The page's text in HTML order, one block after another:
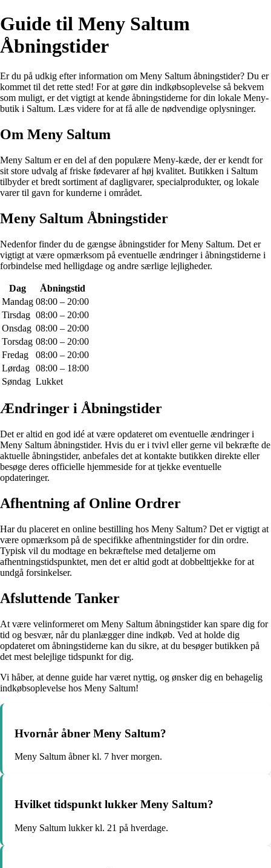
Guide til Meny Saltum
Åbningstider
Er du på udkig efter information om Meny Saltum åbningstider? Du er
kommet til det rette sted! For at gøre din indkøbsoplevelse så bekvem
som muligt, er det vigtigt at kende åbningstiderne for din lokale Meny-
butik i Saltum. Læs videre for at få alle de nødvendige oplysninger.
Om Meny Saltum
Meny Saltum er en del af den populære Meny-kæde, der er kendt for
sit store udvalg af friske fødevarer af høj kvalitet. Butikken i Saltum
tilbyder et bredt sortiment af dagligvarer, specialprodukter, og lokale
varer til gavn for kunderne i området.
Meny Saltum Åbningstider
Nedenfor finder du de gængse åbningstider for Meny Saltum. Det er
vigtigt at være opmærksom på eventuelle ændringer i åbningstiderne i
forbindelse med helligdage og andre særlige lejligheder.
Dag
Åbningstid
Mandag 08:00 – 20:00
Tirsdag 08:00 – 20:00
Onsdag 08:00 – 20:00
Torsdag 08:00 – 20:00
Fredag
08:00 – 20:00
Lørdag 08:00 – 18:00
Søndag Lukket
Ændringer i Åbningstider
Det er altid en god idé at være opdateret om eventuelle ændringer i
Meny Saltum åbningstider. Hvis du er i tvivl eller gerne vil bekræfte de
aktuelle åbningstider, anbefales det at kontakte butikken direkte eller
besøge deres officielle hjemmeside for at tjekke eventuelle
opdateringer.
Afhentning af Online Ordrer
Har du placeret en online bestilling hos Meny Saltum? Det er vigtigt at
være opmærksom på de specifikke afhentningstider for din ordre.
Typisk vil du modtage en bekræftelse med detaljerne om
afhentningstidspunktet, men det er altid godt at dobbelttjekke for at
undgå forsinkelser.
Afsluttende Tanker
At være velinformeret om Meny Saltum åbningstider kan spare dig for
tid og besvær, når du planlægger dine indkøb. Ved at holde dig
opdateret om åbningstiderne kan du sikre, at du besøger butikken på
det mest belejlige tidspunkt for dig.
Vi håber, at denne guide har været nyttig, og ønsker dig en behagelig
indkøbsoplevelse hos Meny Saltum!
Hvornår åbner Meny Saltum?
Meny Saltum åbner kl. 7 hver morgen.
Hvilket tidspunkt lukker Meny Saltum?
Meny Saltum lukker kl. 21 på hverdage.